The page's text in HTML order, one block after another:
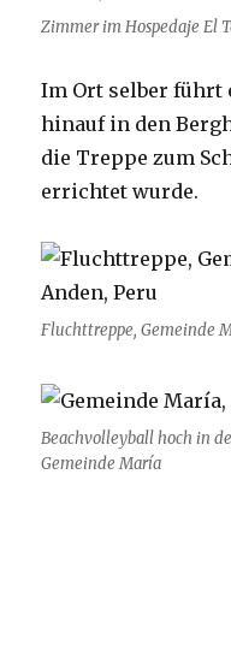
Zimmer im Hospedaje El
Im Ort selber führt
hinauf in den
die Treppe zum
errichtet wurde.
Fluchttreppe, Gemeinde
Beachvolleyball hoch in
Gemeinde María